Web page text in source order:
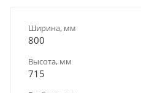
Ширина, мм
800
Высота, мм
715